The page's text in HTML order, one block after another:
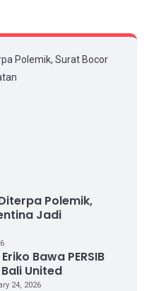
Polemik,
Jadi
Bawa PERSIB
United
24, 2026